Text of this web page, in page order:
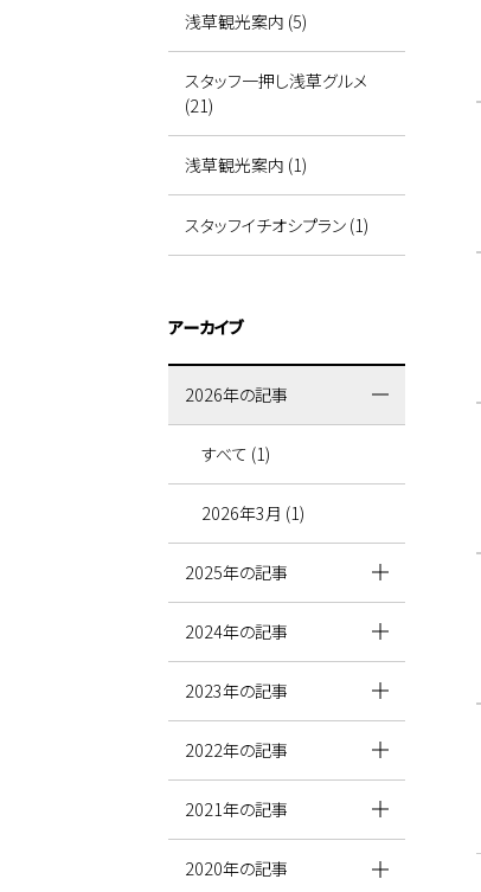
浅草観光案内 (5)
スタッフ一押し浅草グルメ
(21)
浅草観光案内 (1)
スタッフイチオシプラン (1)
アーカイブ
2026年の記事
すべて (1)
2026年3月 (1)
2025年の記事
2024年の記事
2023年の記事
2022年の記事
2021年の記事
2020年の記事